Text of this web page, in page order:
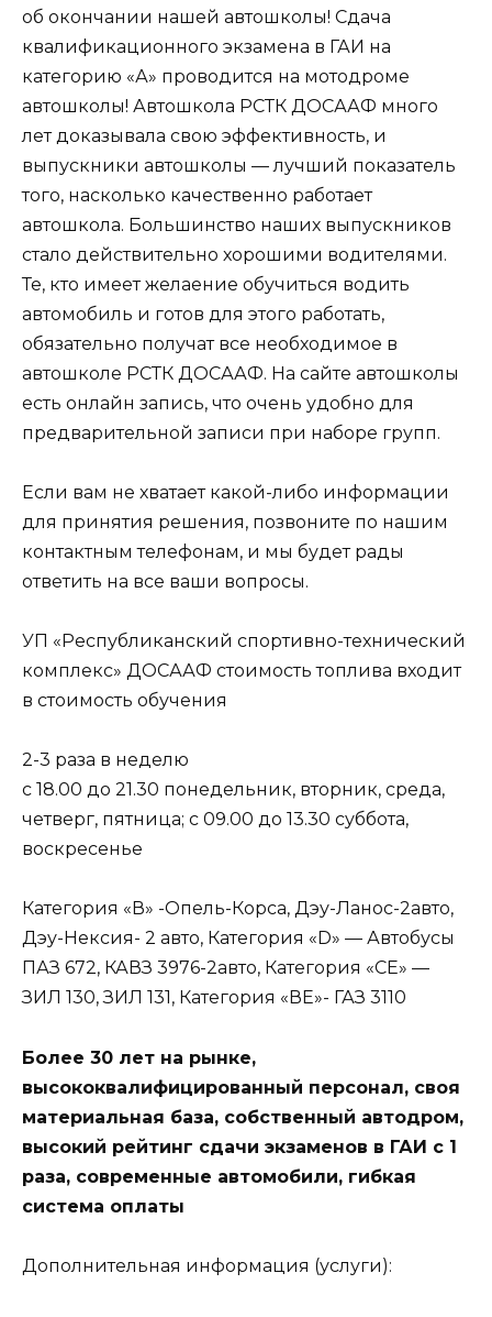
об окончании нашей автошколы! Сдача
квалификационного экзамена в ГАИ на
категорию «А» проводится на мотодроме
автошколы! Автошкола РСТК ДОСААФ много
лет доказывала свою эффективность, и
выпускники автошколы — лучший показатель
того, насколько качественно работает
автошкола. Большинство наших выпускников
стало действительно хорошими водителями.
Те, кто имеет желаение обучиться водить
автомобиль и готов для этого работать,
обязательно получат все необходимое в
автошколе РСТК ДОСААФ. На сайте автошколы
есть онлайн запись, что очень удобно для
предварительной записи при наборе групп.
Если вам не хватает какой-либо информации
для принятия решения, позвоните по нашим
контактным телефонам, и мы будет рады
ответить на все ваши вопросы.
УП «Республиканский спортивно-технический
комплекс» ДОСААФ стоимость топлива входит
в стоимость обучения
2-3 раза в неделю
с 18.00 до 21.30 понедельник, вторник, среда,
четверг, пятница; с 09.00 до 13.30 суббота,
воскресенье
Категория «В» -Опель-Корса, Дэу-Ланос-2авто,
Дэу-Нексия- 2 авто, Категория «D» — Автобусы
ПАЗ 672, КАВЗ 3976-2авто, Категория «СЕ» —
ЗИЛ 130, ЗИЛ 131, Категория «ВЕ»- ГАЗ 3110
Более 30 лет на рынке,
высококвалифицированный персонал, своя
материальная база, собственный автодром,
высокий рейтинг сдачи экзаменов в ГАИ с 1
раза, современные автомобили, гибкая
система оплаты
Дополнительная информация (услуги):